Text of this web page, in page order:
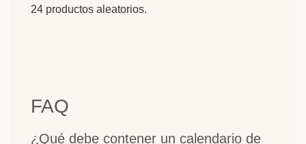
24 productos aleatorios.
FAQ
¿Qué debe contener un calendario de